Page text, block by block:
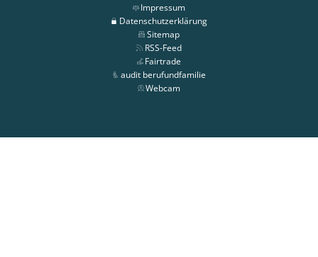
Impressum
Datenschutzerklärung
Sitemap
RSS-Feed
Fairtrade
audit berufundfamilie
Webcam